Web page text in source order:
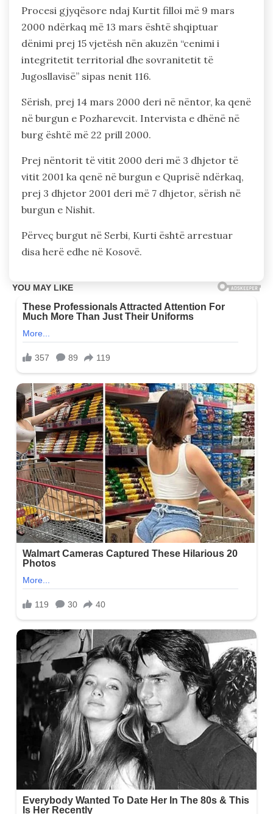
Procesi gjyqësore ndaj Kurtit filloi më 9 mars
2000 ndërkaq më 13 mars është shqiptuar
dënimi prej 15 vjetësh nën akuzën “cenimi i
integritetit territorial dhe sovranitetit të
Jugosllavisë” sipas nenit 116.
Sërish, prej 14 mars 2000 deri në nëntor, ka qenë
në burgun e Pozharevcit. Intervista e dhënë në
burg është më 22 prill 2000.
Prej nëntorit të vitit 2000 deri më 3 dhjetor të
vitit 2001 ka qenë në burgun e Quprisë ndërkaq,
prej 3 dhjetor 2001 deri më 7 dhjetor, sërish në
burgun e Nishit.
Përveç burgut në Serbi, Kurti është arrestuar
disa herë edhe në Kosovë.